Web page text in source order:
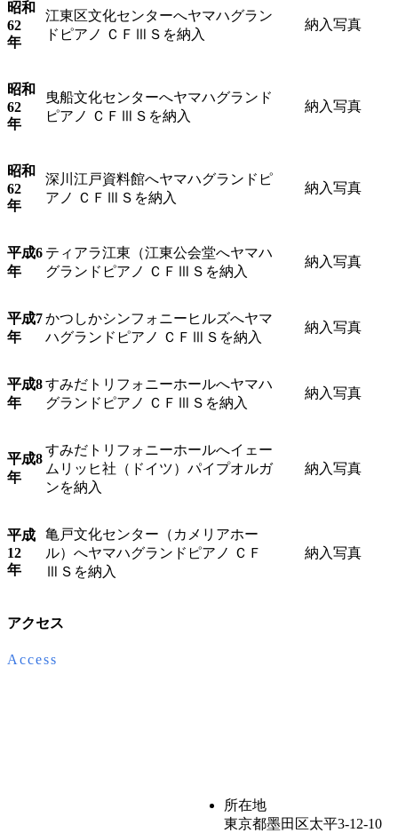
昭和
62
年
江東区文化センターへヤマハグラン
ドピアノ ＣＦⅢＳを納入
納入写真
昭和
62
年
曳船文化センターへヤマハグランド
ピアノ ＣＦⅢＳを納入
納入写真
昭和
62
年
深川江戸資料館へヤマハグランドピ
アノ ＣＦⅢＳを納入
納入写真
平成6
年
ティアラ江東（江東公会堂へヤマハ
グランドピアノ ＣＦⅢＳを納入
納入写真
平成7
年
かつしかシンフォニーヒルズへヤマ
ハグランドピアノ ＣＦⅢＳを納入
納入写真
平成8
年
すみだトリフォニーホールへヤマハ
グランドピアノ ＣＦⅢＳを納入
納入写真
平成8
年
すみだトリフォニーホールへイェー
ムリッヒ社（ドイツ）パイプオルガ
ンを納入
納入写真
平成
12
年
亀戸文化センター（カメリアホー
ル）へヤマハグランドピアノ ＣＦ
ⅢＳを納入
納入写真
アクセス
Access
所在地
東京都墨田区太平3-12-10